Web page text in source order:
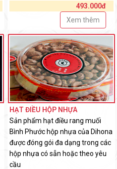
493.000đ
Xem thêm
HẠT ĐIỀU HỘP NHỰA
Sản phẩm hạt điều rang muối
Bình Phước hộp nhựa của Dihona
được đóng gói đa dạng trong các
hộp nhựa có sẵn hoặc theo yêu
cầu